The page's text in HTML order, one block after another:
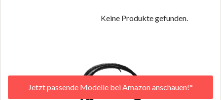
Keine Produkte gefunden.
Jetzt passende Modelle bei Amazon anschauen!*